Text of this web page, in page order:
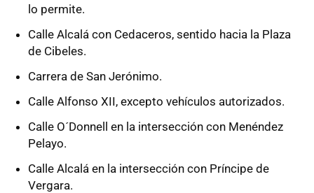
lo permite.
Calle Alcalá con Cedaceros, sentido hacia la Plaza
de Cibeles.
Carrera de San Jerónimo.
Calle Alfonso XII, excepto vehículos autorizados.
Calle O´Donnell en la intersección con Menéndez
Pelayo.
Calle Alcalá en la intersección con Príncipe de
Vergara.